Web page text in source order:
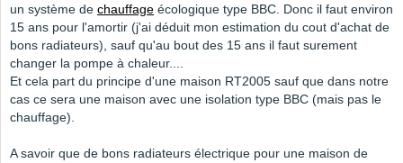
un système de chauffage écologique type BBC. Donc il faut environ
15 ans pour l'amortir (j'ai déduit mon estimation du cout d'achat de
bons radiateurs), sauf qu'au bout des 15 ans il faut surement
changer la pompe à chaleur....
Et cela part du principe d'une maison RT2005 sauf que dans notre
cas ce sera une maison avec une isolation type BBC (mais pas le
chauffage).
A savoir que de bons radiateurs électrique pour une maison de